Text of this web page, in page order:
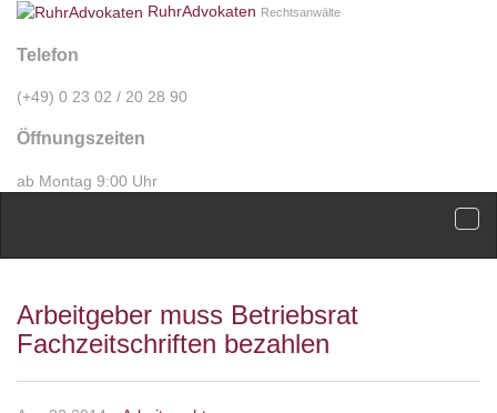
RuhrAdvokaten Rechtsanwälte
Telefon
(+49) 0 23 02 / 20 28 90
Öffnungszeiten
ab Montag 9:00 Uhr
Arbeitgeber muss Betriebsrat
Fachzeitschriften bezahlen